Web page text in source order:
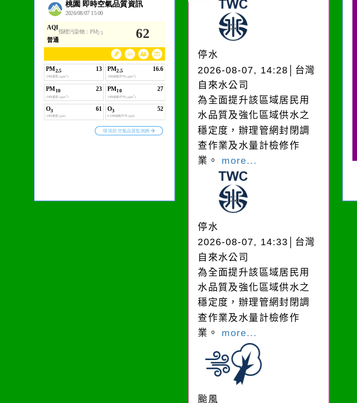
停水
2026-08-07, 14:28│台灣
自來水公司
為全面提升該區域居民用
水品質及強化區域供水之
穩定度，辦理管網封閉調
查作業及水量計檢修作
業。 more...
停水
2026-08-07, 14:33│台灣
自來水公司
為全面提升該區域居民用
水品質及強化區域供水之
穩定度，辦理管網封閉調
查作業及水量計檢修作
業。 more...
颱風
生活是一面鏡子。你對
它笑，它就對你笑；你
對它哭，它也對你哭。
作者：網路小語
在實現理想的路途中，
誘惑。